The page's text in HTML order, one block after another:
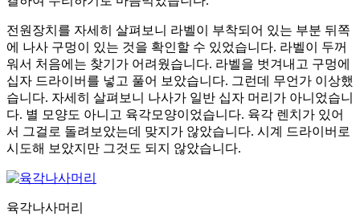
전원장치를 자세히 살펴보니 라벨이 부착되어 있는 부분 뒤쪽
에 나사 구멍이 있는 것을 확인할 수 있었습니다. 라벨이 두꺼
워서 처음에는 찾기가 어려웠습니다. 라벨을 벗겨내고 구멍에
십자 드라이버를 넣고 풀어 보았습니다. 그런데 무언가 이상했
습니다. 자세히 살펴보니 나사가 일반 십자 머리가 아니었습니
다. 별 모양도 아니고 육각모양이었습니다. 육각 렌치가 있어
서 그걸로 돌려보았는데 맞지가 않았습니다. 시계 드라이버로
시도해 보았지만 그것도 되지 않았습니다.
육각나사머리